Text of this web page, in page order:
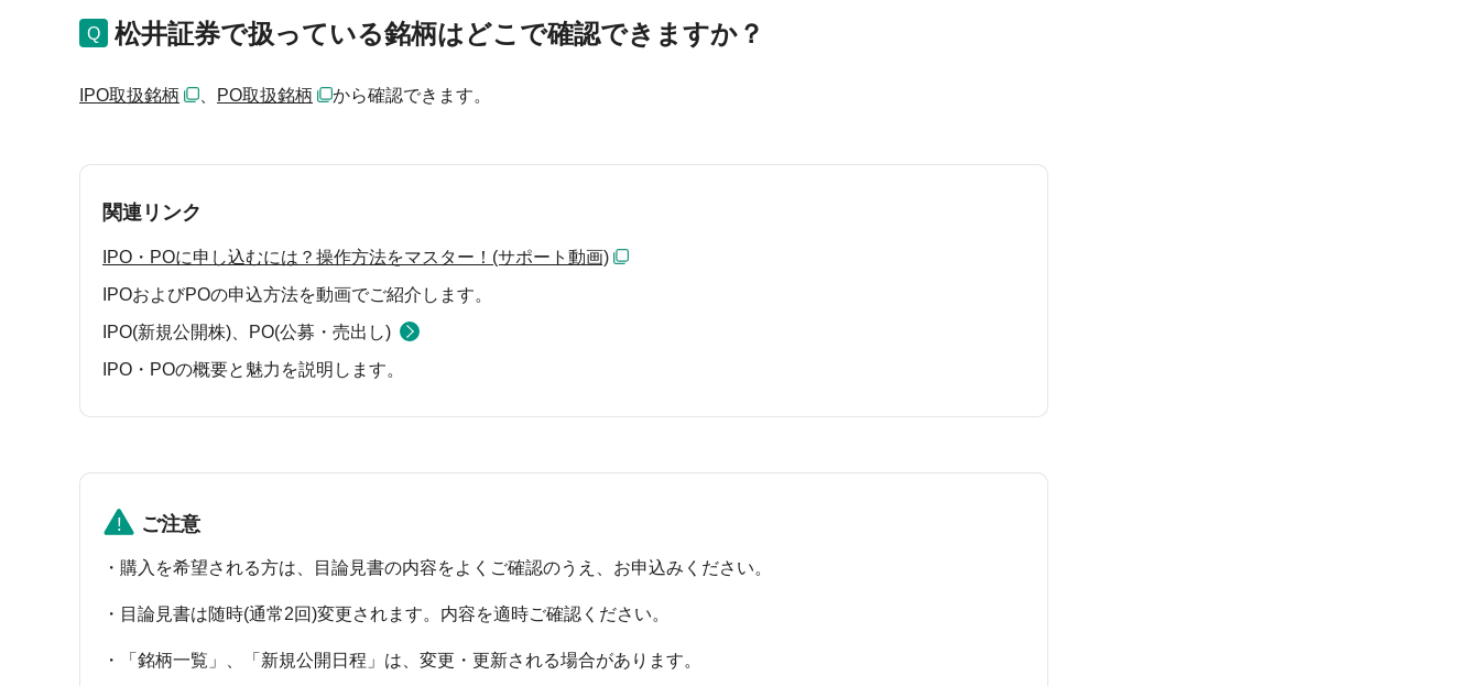
松井証券で扱っている銘柄はどこで確認できますか？
IPO取扱銘柄 PO取扱銘柄 から確認できます。
関連リンク
IPO・POに申し込むには？操作方法をマスター！(サポート動画)
IPOおよびPOの申込方法を動画でご紹介します。
IPO(新規公開株)、PO(公募・売出し)
IPO・POの概要と魅力を説明します。
ご注意
購入を希望される方は、目論見書の内容をよくご確認のうえ、お申込みください。
目論見書は随時(通常2回)変更されます。内容を適時ご確認ください。
「銘柄一覧」、「新規公開日程」は、変更・更新される場合があります。